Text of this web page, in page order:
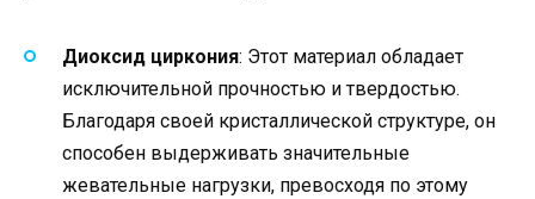
Диоксид циркония: Этот материал обладает
исключительной прочностью и твердостью.
Благодаря своей кристаллической структуре, он
способен выдерживать значительные
жевательные нагрузки, превосходя по этому